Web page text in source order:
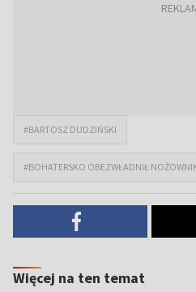
#BARTOSZ DUDZIŃSKI
#BOHATERSKO OBEZWŁADNIŁ
Więcej na ten temat